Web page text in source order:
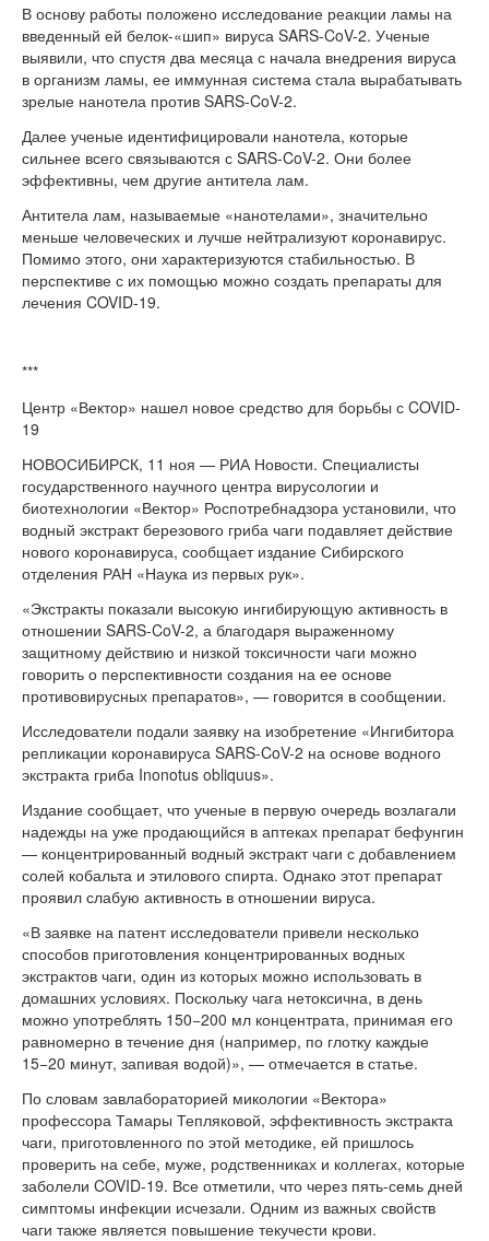
В основу работы положено исследование реакции ламы на
введенный ей белок-«шип» вируса SARS-CoV-2. Ученые
выявили, что спустя два месяца с начала внедрения вируса
в организм ламы, ее иммунная система стала вырабатывать
зрелые нанотела против SARS-CoV-2.
Далее ученые идентифицировали нанотела, которые
сильнее всего связываются с SARS-CoV-2. Они более
эффективны, чем другие антитела лам.
Антитела лам, называемые «нанотелами», значительно
меньше человеческих и лучше нейтрализуют коронавирус.
Помимо этого, они характеризуются стабильностью. В
перспективе с их помощью можно создать препараты для
лечения COVID-19.
***
Центр «Вектор» нашел новое средство для борьбы с COVID-
19
НОВОСИБИРСК, 11 ноя — РИА Новости. Специалисты
государственного научного центра вирусологии и
биотехнологии «Вектор» Роспотребнадзора установили, что
водный экстракт березового гриба чаги подавляет действие
нового коронавируса, сообщает издание Сибирского
отделения РАН «Наука из первых рук».
«Экстракты показали высокую ингибирующую активность в
отношении SARS-CoV-2, а благодаря выраженному
защитному действию и низкой токсичности чаги можно
говорить о перспективности создания на ее основе
противовирусных препаратов», — говорится в сообщении.
Исследователи подали заявку на изобретение «Ингибитора
репликации коронавируса SARS-CoV-2 на основе водного
экстракта гриба Inonotus obliquus».
Издание сообщает, что ученые в первую очередь возлагали
надежды на уже продающийся в аптеках препарат бефунгин
— концентрированный водный экстракт чаги с добавлением
солей кобальта и этилового спирта. Однако этот препарат
проявил слабую активность в отношении вируса.
«В заявке на патент исследователи привели несколько
способов приготовления концентрированных водных
экстрактов чаги, один из которых можно использовать в
домашних условиях. Поскольку чага нетоксична, в день
можно употреблять 150−200 мл концентрата, принимая его
равномерно в течение дня (например, по глотку каждые
15−20 минут, запивая водой)», — отмечается в статье.
По словам завлабораторией микологии «Вектора»
профессора Тамары Тепляковой, эффективность экстракта
чаги, приготовленного по этой методике, ей пришлось
проверить на себе, муже, родственниках и коллегах, которые
заболели COVID-19. Все отметили, что через пять-семь дней
симптомы инфекции исчезали. Одним из важных свойств
чаги также является повышение текучести крови.